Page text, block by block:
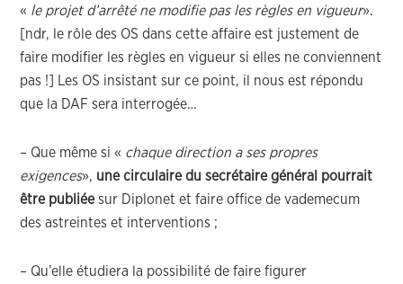
« le projet d’arrêté ne modifie pas les règles en vigueur».
[ndr, le rôle des OS dans cette affaire est justement de
faire modifier les règles en vigueur si elles ne conviennent
pas !] Les OS insistant sur ce point, il nous est répondu
que la DAF sera interrogée…
– Que même si « chaque direction a ses propres
exigences», une circulaire du secrétaire général pourrait
être publiéesur Diplonet et faire office de vademecum
des astreintes et interventions ;
– Qu’elle étudiera la possibilité de faire figurer